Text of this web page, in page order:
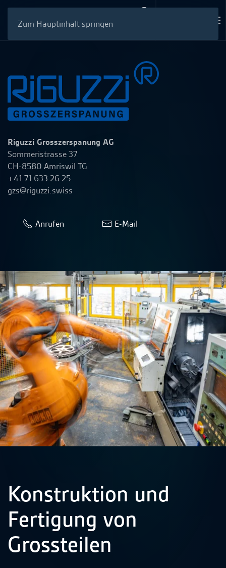
Zum Hauptinhalt springen
Riguzzi Grosszerspanung AG
Sommeristrasse 37
CH-8580 Amriswil TG
+41 71 633 26 25
gzs@riguzzi.swiss
Anrufen E-Mail
Konstruktion und
Fertigung von
Grossteilen